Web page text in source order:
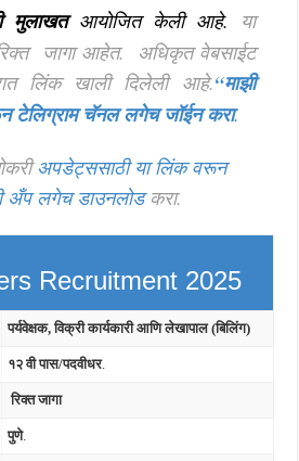
मुलाखतआयोजित केली आहे.
या
जागा आहेत. अधिकृत वेबसाईट
लिंक खाली दिलेली आहे.“माझी
टेलिग्राम चॅनल लगेच जॉईन करा.
अपडेट्ससाठी या लिंक वरून
अँप लगेच डाउनलोडकरा.
Recruitment 2025
पर्यवेक्षक, विक्री कार्यकारी आणि लेखापाल (बिलिंग)
१२ वी पास/पदवीधर.
रिक्त जागा
पुणे.